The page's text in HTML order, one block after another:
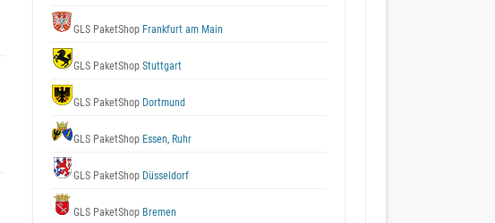
GLS PaketShop Frankfurt am Main
GLS PaketShop Stuttgart
GLS PaketShop Dortmund
GLS PaketShop Essen, Ruhr
GLS PaketShop Düsseldorf
GLS PaketShop Bremen